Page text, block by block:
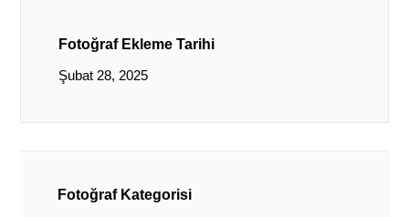
Fotoğraf Ekleme Tarihi
Şubat 28, 2025
Fotoğraf Kategorisi